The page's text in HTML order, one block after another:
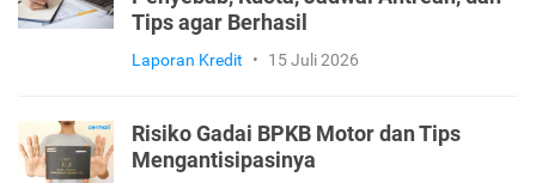
Tips agar Berhasil
Laporan Kredit • 15 Juli 2026
Risiko Gadai BPKB Motor dan Tips
Mengantisipasinya